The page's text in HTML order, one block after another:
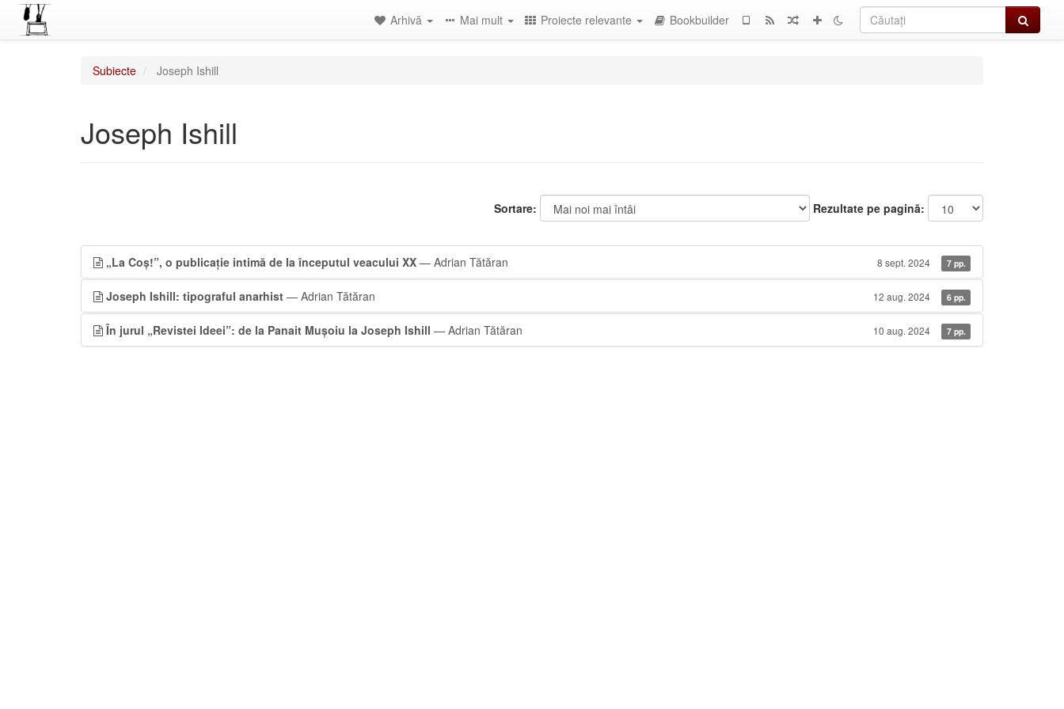
Căutați
Arhivă Mai mult Proiecte relevante Bookbuilder
Subiecte Joseph Ishill
Joseph Ishill
Sortare: Rezultate pe pagină:
„La Coș!”, o publicație intimă de la începutul veacului XX — Adrian Tătăran 8 sept. 2024 7 pp.
Joseph Ishill: tipograful anarhist — Adrian Tătăran 12 aug. 2024 6 pp.
În jurul „Revistei Ideei”: de la Panait Mușoiu la Joseph Ishill — Adrian Tătăran 10 aug. 2024 7 pp.